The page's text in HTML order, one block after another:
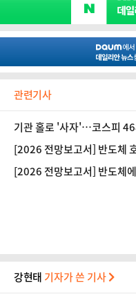
관련기사
기관 홀로 '사자'…코스피
[2026 전망보고서] 반도체
개선 필요성
[2026 전망보고서] 반도체
강현태 기자가 쓴 기사